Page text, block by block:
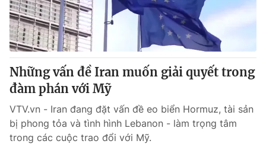
Sản phẩm
Thị trường
Tư vấn
Lịch phát sóng
Chuyên mục khác
Emagazine
Photo Infographic
Những vấn đề Iran muốn giải quyết trong
đàm phán với Mỹ
VTV.vn - Iran đang đặt vấn đề eo biển Hormuz, tài sản
bị phong tỏa và tình hình Lebanon - làm trọng tâm
trong các cuộc trao đổi với Mỹ.